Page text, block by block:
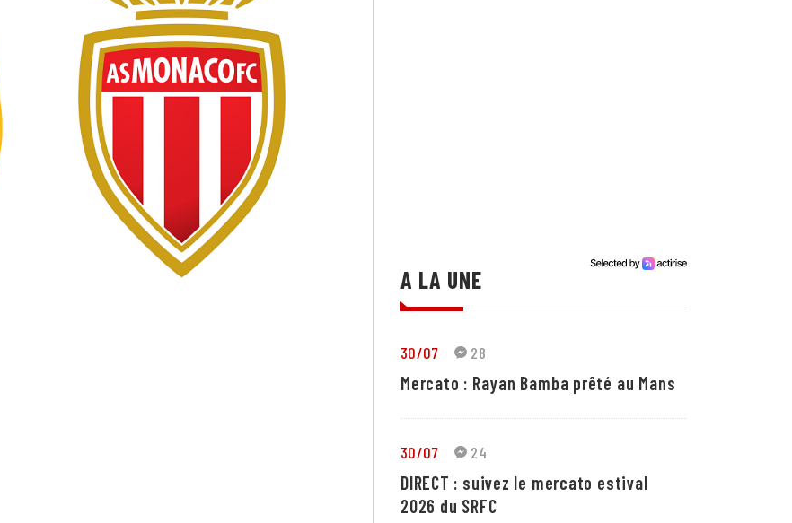
A LA UNE
30/07 28
Mercato : Rayan Bamba prêté au Mans
30/07 24
DIRECT : suivez le mercato estival
2026 du SRFC